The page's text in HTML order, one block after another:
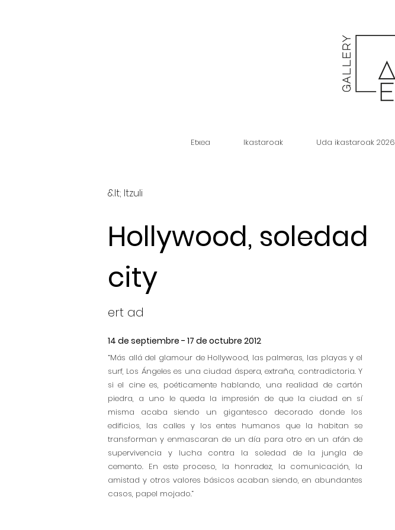
Etxea Ikastaroak Uda ikastaroak 2026
&lt; Itzuli
Hollywood, soledad
city
ert ad
14 de septiembre - 17 de octubre 2012
“Más allá del glamour de Hollywood, las palmeras, las playas y el
surf, Los Ángeles es una ciudad áspera, extraña, contradictoria. Y
si el cine es, poéticamente hablando, una realidad de cartón
piedra, a uno le queda la impresión de que la ciudad en sí
misma acaba siendo un gigantesco decorado donde los
edificios, las calles y los entes humanos que la habitan se
transforman y enmascaran de un día para otro en un afán de
supervivencia y lucha contra la soledad de la jungla de
cemento. En este proceso, la honradez, la comunicación, la
amistad y otros valores básicos acaban siendo, en abundantes
casos, papel mojado.”